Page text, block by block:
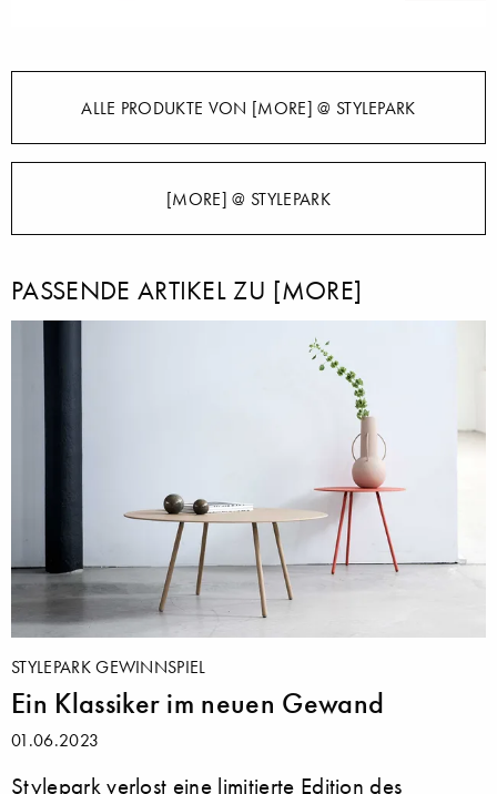
ALLE PRODUKTE VON [MORE] @ STYLEPARK
[MORE] @ STYLEPARK
PASSENDE ARTIKEL ZU [MORE]
STYLEPARK GEWINNSPIEL
Ein Klassiker im neuen Gewand
01.06.2023
Stylepark verlost eine limitierte Edition des